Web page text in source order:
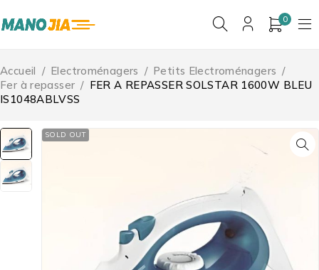
0
Accueil / Electroménagers / Petits Electroménagers /
Fer à repasser / FER A REPASSER SOLSTAR 1600W BLEU
IS1048ABLVSS
SOLD OUT